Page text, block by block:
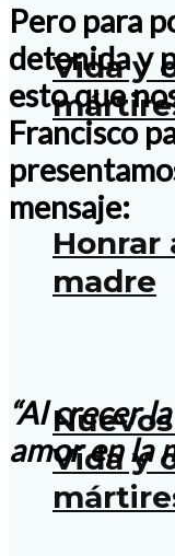
Vida y
Honrar
madre
Vida y
Pero para
detenida y
esto que
Francisco
mensaje:
“Al crecer
amor en la